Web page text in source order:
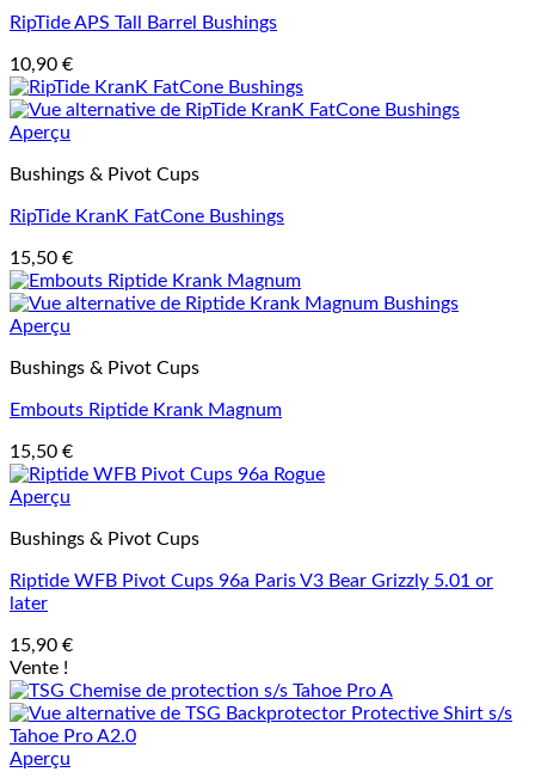
RipTide APS Tall Barrel Bushings
10,90 €
Aperçu
Bushings & Pivot Cups
RipTide KranK FatCone Bushings
15,50 €
Aperçu
Bushings & Pivot Cups
Embouts Riptide Krank Magnum
15,50 €
Aperçu
Bushings & Pivot Cups
Riptide WFB Pivot Cups 96a Paris V3 Bear Grizzly 5.01 or
later
15,90 €
Vente !
Aperçu